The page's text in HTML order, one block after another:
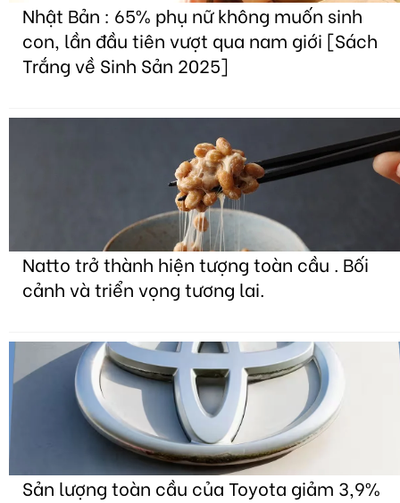
Nhật Bản : 65% phụ nữ không muốn sinh
con, lần đầu tiên vượt qua nam giới [Sách
Trắng về Sinh Sản 2025]
Natto trở thành hiện tượng toàn cầu . Bối
cảnh và triển vọng tương lai.
Sản lượng toàn cầu của Toyota giảm 3,9%